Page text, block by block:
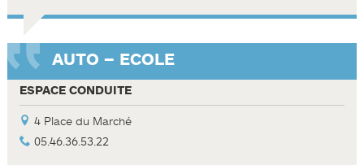
AUTO – ECOLE
ESPACE CONDUITE
4 Place du Marché
05.46.36.53.22